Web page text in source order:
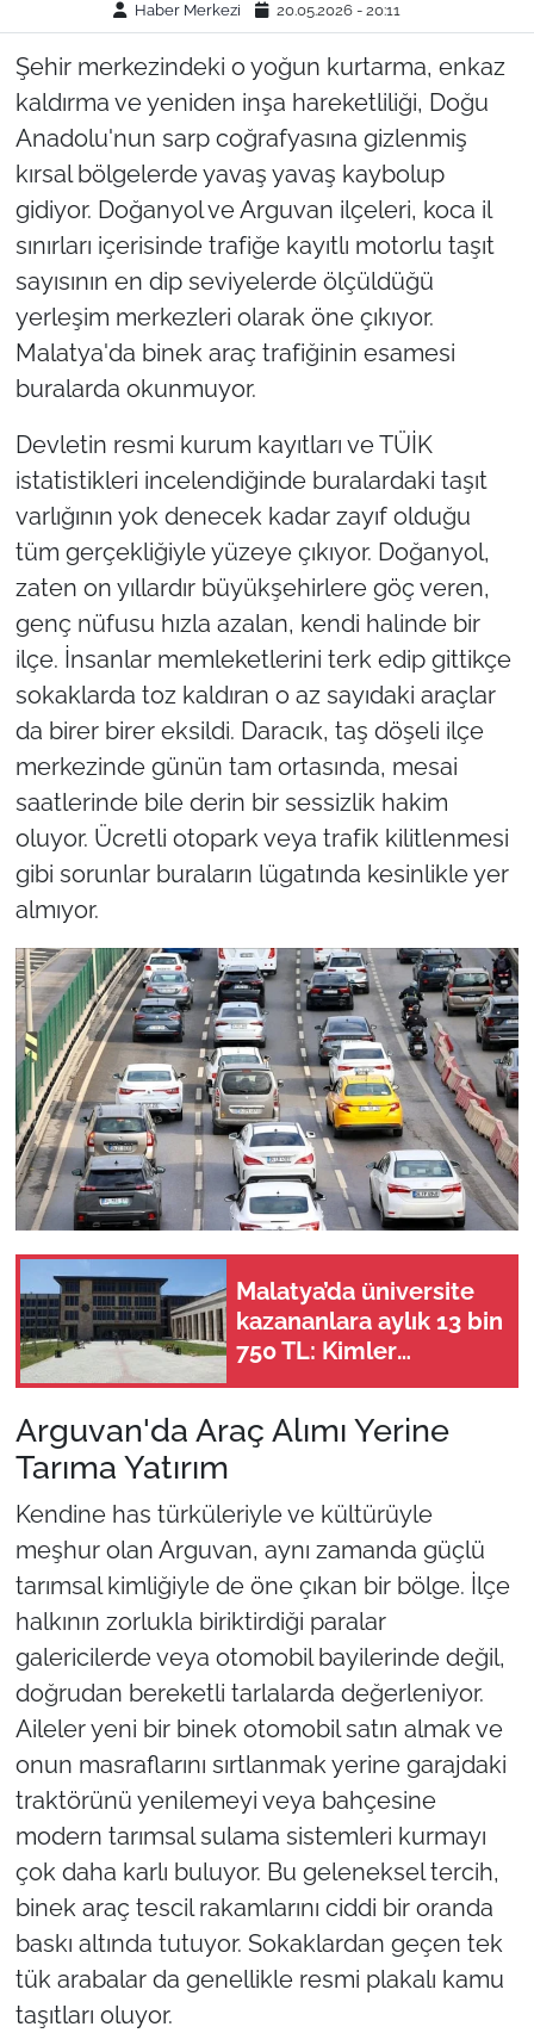
Haber Merkezi 20.05.2026 - 20:11
Şehir merkezindeki o yoğun kurtarma, enkaz
kaldırma ve yeniden inşa hareketliliği, Doğu
Anadolu'nun sarp coğrafyasına gizlenmiş
kırsal bölgelerde yavaş yavaş kaybolup
gidiyor. Doğanyol ve Arguvan ilçeleri, koca il
sınırları içerisinde trafiğe kayıtlı motorlu taşıt
sayısının en dip seviyelerde ölçüldüğü
yerleşim merkezleri olarak öne çıkıyor.
Malatya'da binek araç trafiğinin esamesi
buralarda okunmuyor.
Devletin resmi kurum kayıtları ve TÜİK
istatistikleri incelendiğinde buralardaki taşıt
varlığının yok denecek kadar zayıf olduğu
tüm gerçekliğiyle yüzeye çıkıyor. Doğanyol,
zaten on yıllardır büyükşehirlere göç veren,
genç nüfusu hızla azalan, kendi halinde bir
ilçe. İnsanlar memleketlerini terk edip gittikçe
sokaklarda toz kaldıran o az sayıdaki araçlar
da birer birer eksildi. Daracık, taş döşeli ilçe
merkezinde günün tam ortasında, mesai
saatlerinde bile derin bir sessizlik hakim
oluyor. Ücretli otopark veya trafik kilitlenmesi
gibi sorunlar buraların lügatında kesinlikle yer
almıyor.
Malatya’da üniversite
kazananlara aylık 13 bin
750 TL: Kimler
Arguvan'da Araç Alımı Yerine
Tarıma Yatırım
Kendine has türküleriyle ve kültürüyle
meşhur olan Arguvan, aynı zamanda güçlü
tarımsal kimliğiyle de öne çıkan bir bölge. İlçe
halkının zorlukla biriktirdiği paralar
galericilerde veya otomobil bayilerinde değil,
doğrudan bereketli tarlalarda değerleniyor.
Aileler yeni bir binek otomobil satın almak ve
onun masraflarını sırtlanmak yerine garajdaki
traktörünü yenilemeyi veya bahçesine
modern tarımsal sulama sistemleri kurmayı
çok daha karlı buluyor. Bu geleneksel tercih,
binek araç tescil rakamlarını ciddi bir oranda
baskı altında tutuyor. Sokaklardan geçen tek
tük arabalar da genellikle resmi plakalı kamu
taşıtları oluyor.